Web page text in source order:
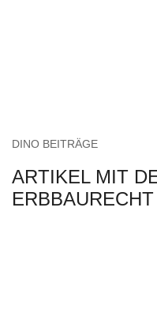
DINO BEITRÄGE
ARTIKEL MIT
ERBBAURECHT